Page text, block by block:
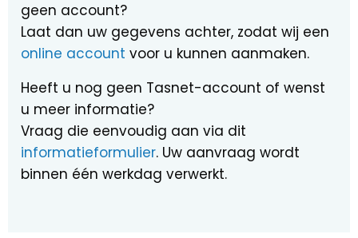
geen account?
Laat dan uw gegevens achter, zodat wij een
online account voor u kunnen aanmaken.
Heeft u nog geen Tasnet-account of wenst
u meer informatie?
Vraag die eenvoudig aan via dit
informatieformulier. Uw aanvraag wordt
binnen één werkdag verwerkt.